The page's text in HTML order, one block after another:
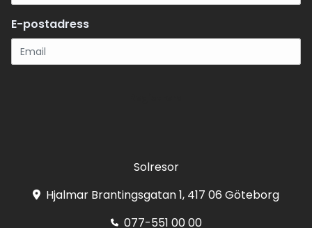
E-postadress
Solresor
Hjalmar Brantingsgatan 1, 417 06 Göteborg
077-551 00 00